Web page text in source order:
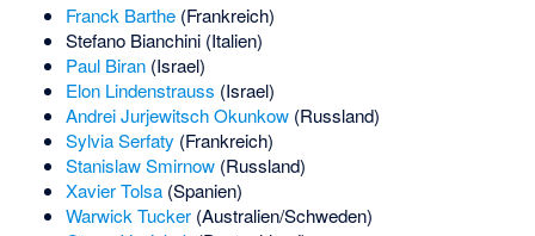
Franck Barthe(Frankreich)
Stefano Bianchini(Italien)
Paul Biran(Israel)
Elon Lindenstrauss (Israel)
Andrei Jurjewitsch Okunkow(Russland)
Sylvia Serfaty (Frankreich)
Stanislaw Smirnow(Russland)
Xavier Tolsa(Spanien)
Warwick Tucker(Australien/Schweden)